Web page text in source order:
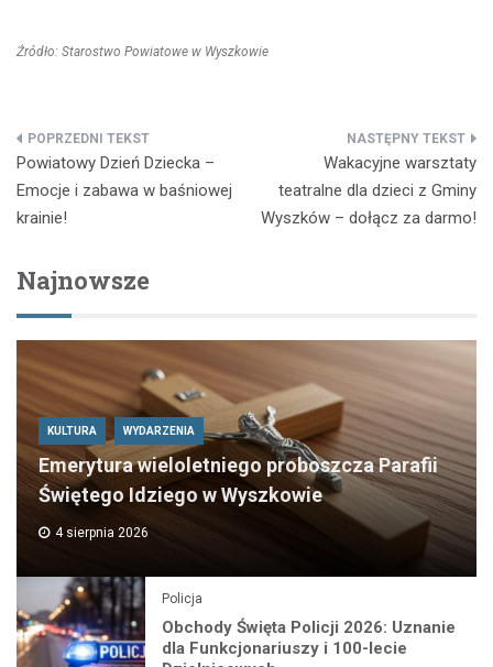
Źródło: Starostwo Powiatowe w Wyszkowie
Nawigacja
wpisu
Powiatowy Dzień Dziecka –
Emocje i zabawa w baśniowej
krainie!
Wakacyjne warsztaty
teatralne dla dzieci z Gminy
Wyszków – dołącz za darmo!
Najnowsze
KULTURA WYDARZENIA
Emerytura wieloletniego proboszcza Parafii
Świętego Idziego w Wyszkowie
4 sierpnia 2026
Policja
Obchody Święta Policji 2026: Uznanie
dla Funkcjonariuszy i 100-lecie